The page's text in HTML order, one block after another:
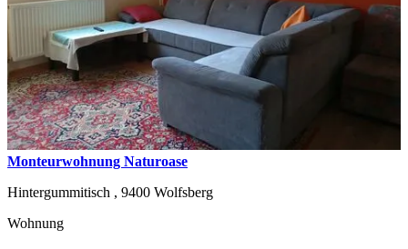
Monteurwohnung Naturoase
Hintergummitisch , 9400 Wolfsberg
Wohnung